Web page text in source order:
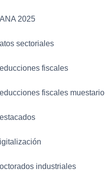
2025
sectoriales
fiscales
fiscales muestario
industriales